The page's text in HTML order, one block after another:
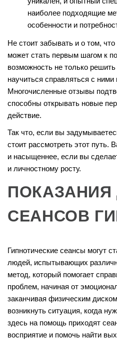
наиболее подходящие
особенности и
Не стоит забывать и о том,
может стать первым шагом к
возможность не только
научиться справляться с
Многочисленные отзывы
способны открывать новые
действие.
Так что, если вы
стоит рассмотреть этот путь.
и насыщеннее, если вы
и личностному росту.
ПОКАЗАНИЯ
СЕАНСОВ
Гипнотические сеансы могут
людей, испытывающих
метод, который помогает
проблем, начиная от
заканчивая физическим
возникнуть ситуация, когда
здесь на помощь приходят
восприятие и помочь найти